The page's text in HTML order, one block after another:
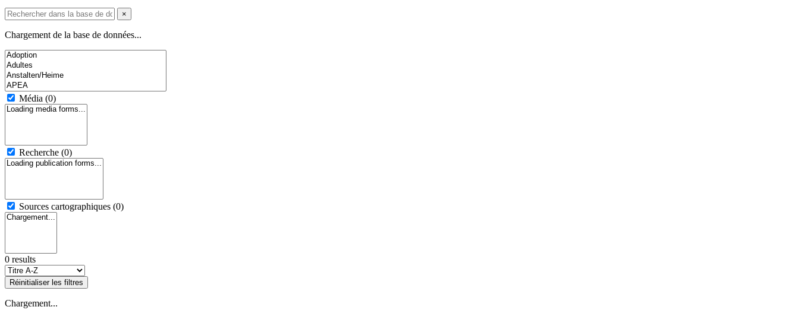
×
Chargement de la base de données...
Média (0)
Recherche (0)
Sources cartographiques (0)
0 results
Réinitialiser les filtres
Chargement...